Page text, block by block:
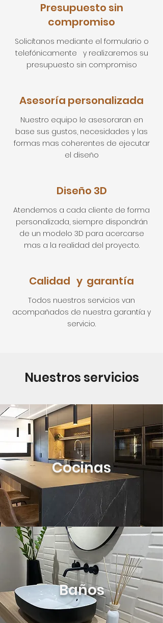
Presupuesto sin
compromiso
Solicítanos mediante el formulario o
telefónicamente y realizaremos su
presupuesto sin compromiso
Asesoría personalizada
Nuestro equipo le asesoraran en
base sus gustos, necesidades y las
formas mas coherentes de ejecutar
el diseño
Diseño 3D
Atendemos a cada cliente de forma
personalizada, siempre dispondrán
de un modelo 3D para acercarse
mas a la realidad del proyecto.
Calidad y garantía
Todos nuestros servicios van
acompañados de nuestra garantía y
servicio.
Nuestros servicios
Cocinas
Baños